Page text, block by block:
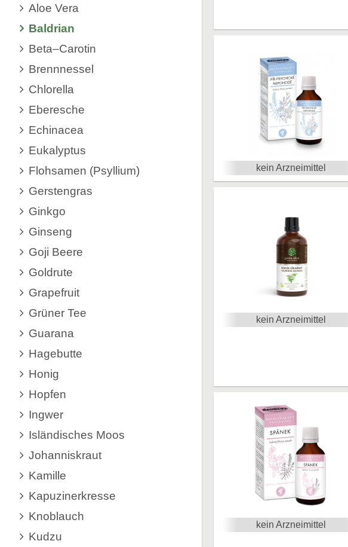
kein Arzneimittel
kein Arzneimittel
kein Arzneimittel
Aloe Vera
Baldrian
Beta–Carotin
Brennnessel
Chlorella
Eberesche
Echinacea
Eukalyptus
Flohsamen (Psyllium)
Gerstengras
Ginkgo
Ginseng
Goji Beere
Goldrute
Grapefruit
Grüner Tee
Guarana
Hagebutte
Honig
Hopfen
Ingwer
Isländisches Moos
Johanniskraut
Kamille
Kapuzinerkresse
Knoblauch
Kudzu